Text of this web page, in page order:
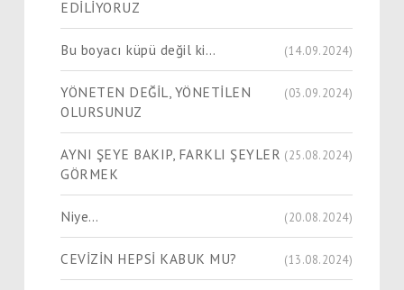
EDİLİYORUZ
Bu boyacı küpü değil ki… (14.09.2024)
YÖNETEN DEĞİL, YÖNETİLEN
OLURSUNUZ
(03.09.2024)
AYNI ŞEYE BAKIP, FARKLI ŞEYLER
GÖRMEK
(25.08.2024)
Niye… (20.08.2024)
CEVİZİN HEPSİ KABUK MU? (13.08.2024)